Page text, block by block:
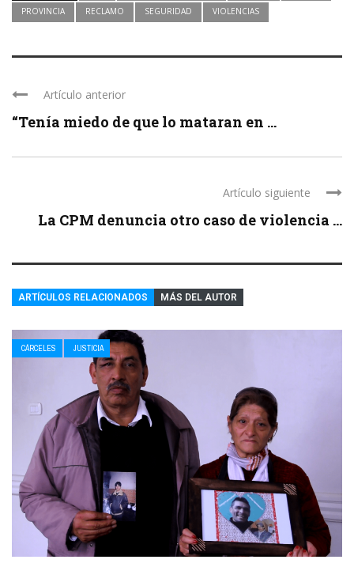
PROVINCIA
RECLAMO SEGURIDAD VIOLENCIAS
Artículo anterior
“Tenía miedo de que lo mataran en ...
Artículo siguiente
La CPM denuncia otro caso de violencia ...
ARTÍCULOS RELACIONADOS MÁS DEL AUTOR
CÁRCELES JUSTICIA